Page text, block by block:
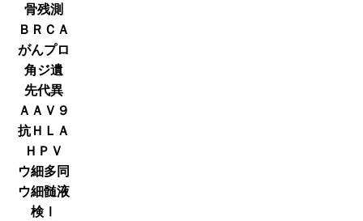
骨残測
ＢＲＣＡ
がんプロ
角ジ遺
先代異
ＡＡＶ９
抗ＨＬＡ
ＨＰＶ
ウ細多同
ウ細髄液
検Ⅰ